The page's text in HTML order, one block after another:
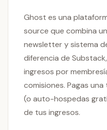
Ghost es una
source que combina
newsletter y sistema
diferencia de
ingresos por
comisiones. Pagas
(o auto-hospedas
de tus ingresos.